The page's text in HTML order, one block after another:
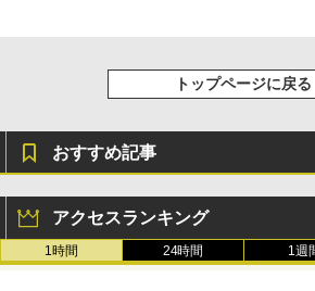
11インチカラーデ
レージ、ノート機能
き、グラファイト
￥115,980
トップページに戻る
おすすめ記事
アクセスランキング
1時間 24時間 1週